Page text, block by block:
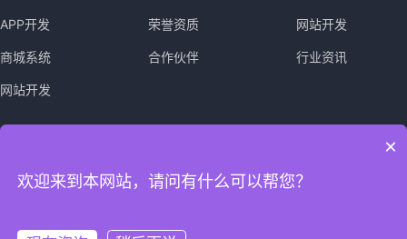
APP开发
商城系统
网站开发
荣誉资质
合作伙伴
网站开发
行业资讯
×
欢迎来到本网站，请问有什么可以帮您？